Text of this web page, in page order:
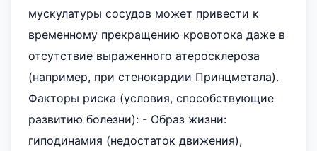
мускулатуры сосудов может привести к
временному прекращению кровотока даже в
отсутствие выраженного атеросклероза
(например, при стенокардии Принцметала).
Факторы риска (условия, способствующие
развитию болезни): - Образ жизни:
гиподинамия (недостаток движения),